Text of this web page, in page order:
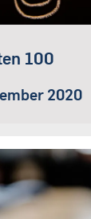
100
2020